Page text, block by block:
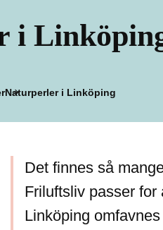
i
Naturperler i Linköping
Det finnes så
Friluftsliv passer
Linköping